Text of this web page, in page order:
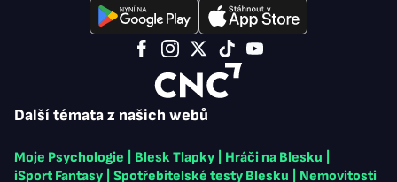
Další témata z našich webů
Moje Psychologie Blesk Tlapky Hráči na Blesku
iSport Fantasy
Spotřebitelské testy Blesku
Nemovitosti